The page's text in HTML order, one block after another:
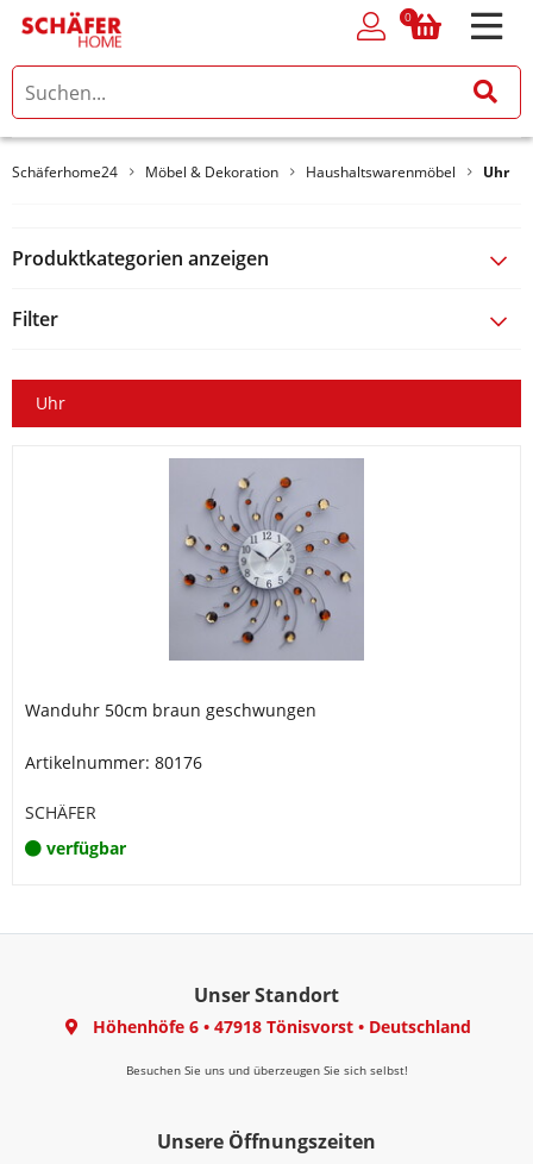
0
0
Schäferhome24 Möbel & Dekoration Haushaltswarenmöbel Uhr
Produktkategorien anzeigen
Filter
Uhr
Wanduhr 50cm braun geschwungen
Artikelnummer: 80176
SCHÄFER
verfügbar
Unser Standort
Höhenhöfe 6• 47918 Tönisvorst• Deutschland
Besuchen Sie uns und überzeugen Sie sich selbst!
Unsere Öffnungszeiten